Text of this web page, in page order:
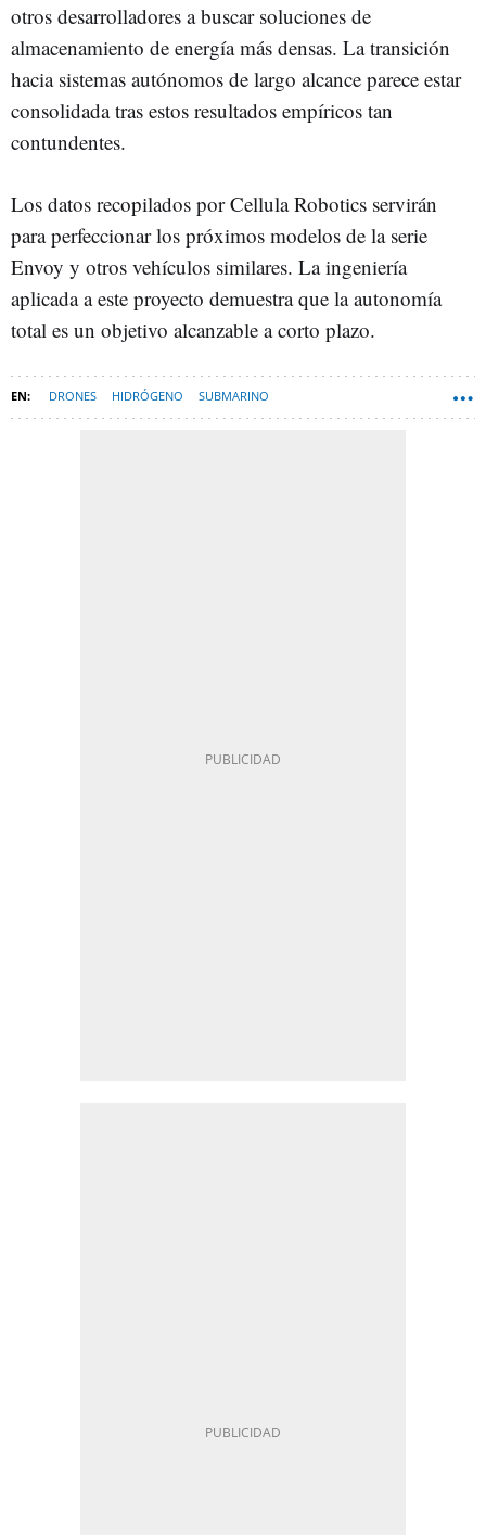
otros desarrolladores a buscar soluciones de
almacenamiento de energía más densas. La transición
hacia sistemas autónomos de largo alcance parece estar
consolidada tras estos resultados empíricos tan
contundentes.
Los datos recopilados por Cellula Robotics servirán
para perfeccionar los próximos modelos de la serie
Envoy y otros vehículos similares. La ingeniería
aplicada a este proyecto demuestra que la autonomía
total es un objetivo alcanzable a corto plazo.
DRONES HIDRÓGENO SUBMARINO